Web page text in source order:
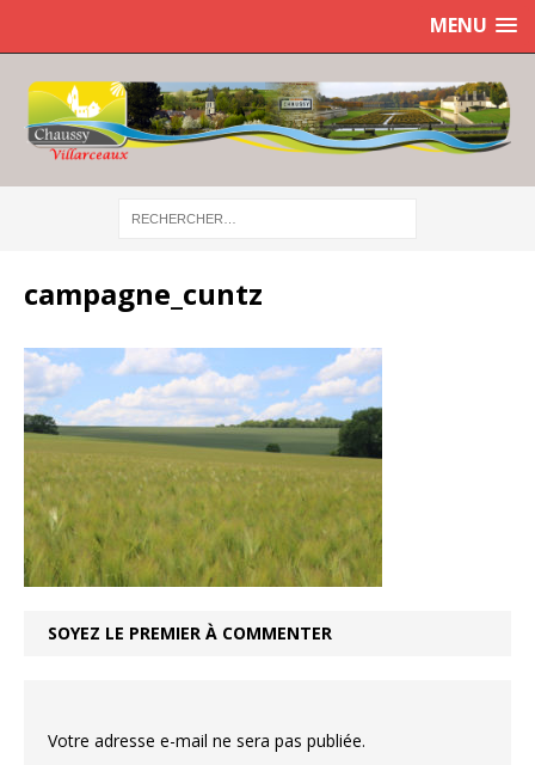
MENU
campagne_cuntz
SOYEZ LE PREMIER À COMMENTER
Votre adresse e-mail ne sera pas publiée.